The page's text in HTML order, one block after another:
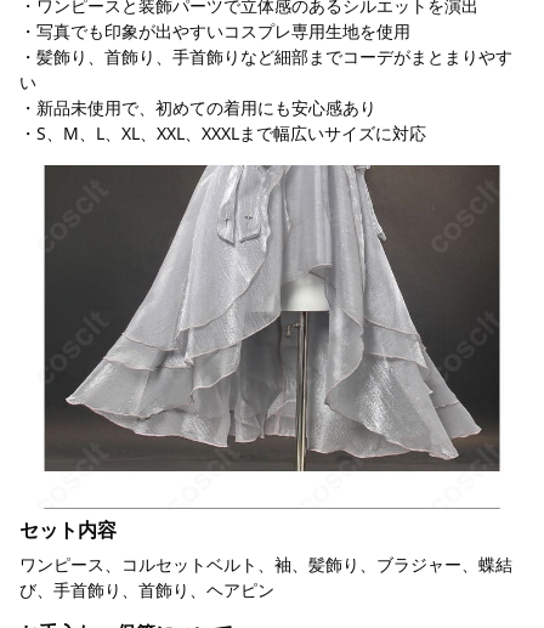
・ワンピースと装飾パーツで立体感のあるシルエットを演出
・写真でも印象が出やすいコスプレ専用生地を使用
・髪飾り、首飾り、手首飾りなど細部までコーデがまとまりやす
い
・新品未使用で、初めての着用にも安心感あり
・S、M、L、XL、XXL、XXXLまで幅広いサイズに対応
セット内容
ワンピース、コルセットベルト、袖、髪飾り、ブラジャー、蝶結
び、手首飾り、首飾り、ヘアピン